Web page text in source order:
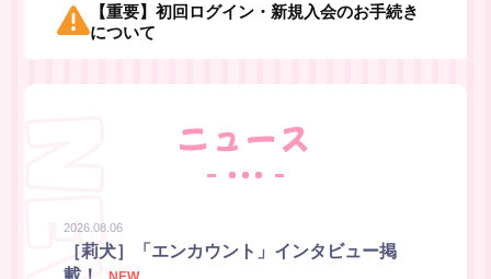
新規会員登録
ふぁみレポ
【重要】初回ログイン・新規入会のお手続き
について
ニュース
2026.08.06
［莉犬］「エンカウント」インタビュー掲
載！